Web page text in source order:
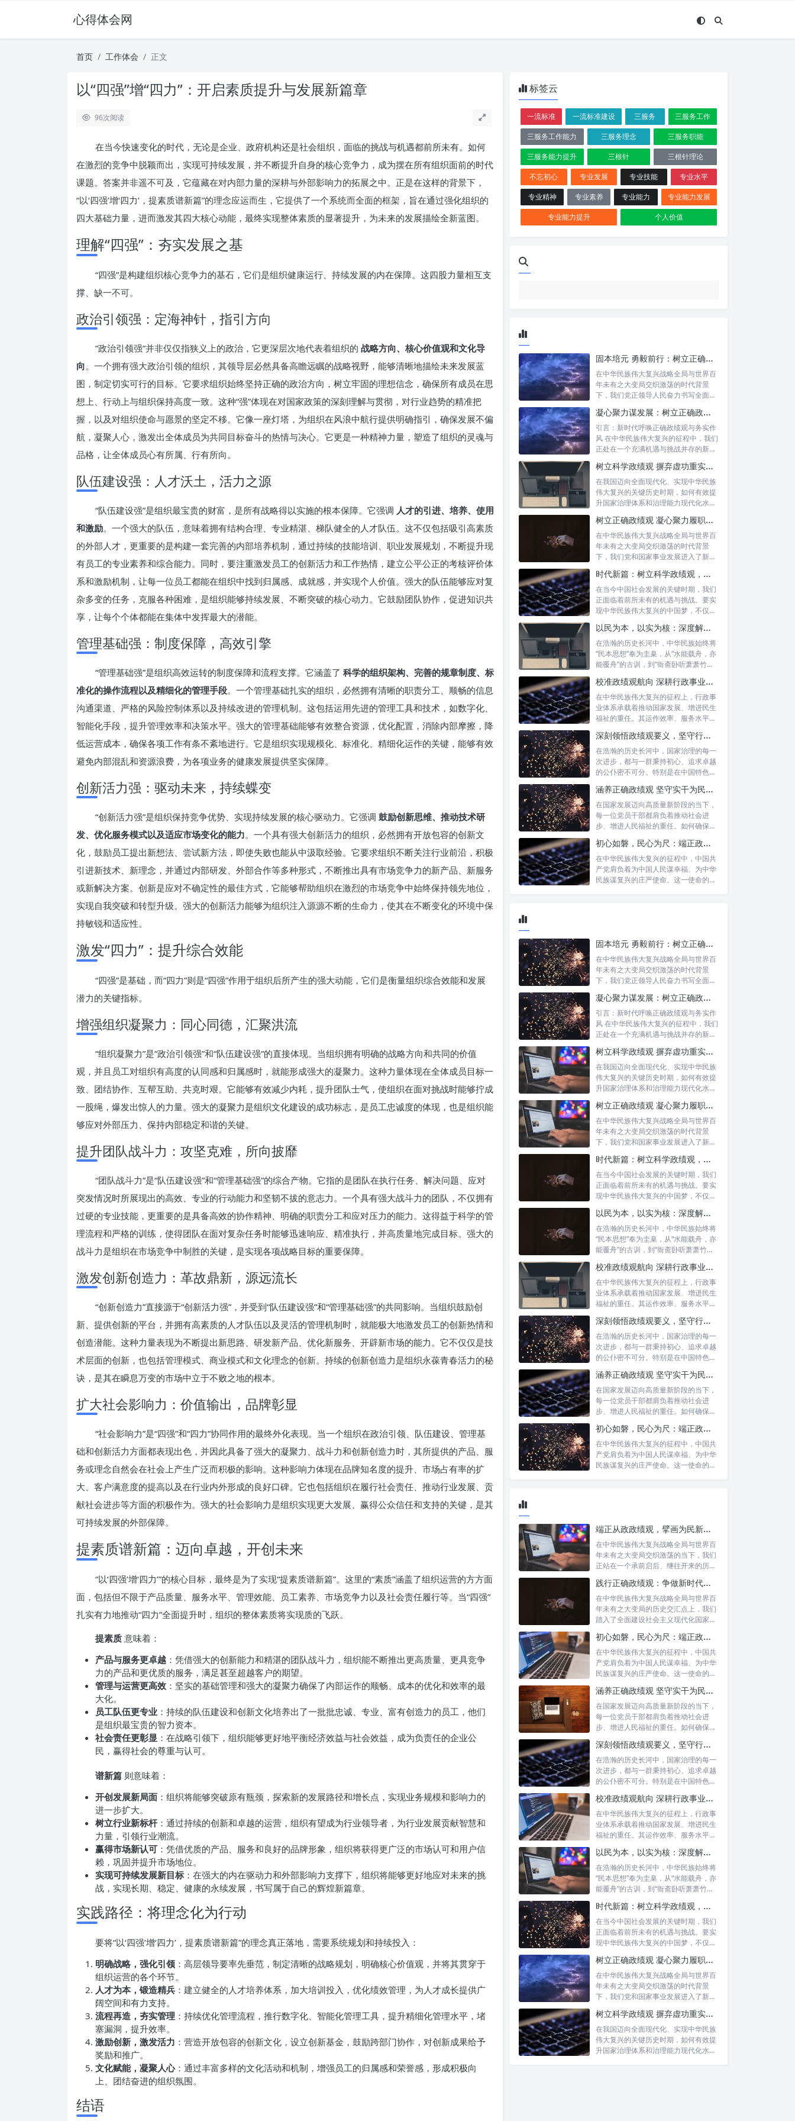
心得体会网
首页 工作体会 正文
以“四强”增“四力”：开启素质提升与发展新篇章
96次阅读
在当今快速变化的时代，无论是企业、政府机构还是社会组织，面临的挑战与机遇都前所未有。如何
在激烈的竞争中脱颖而出，实现可持续发展，并不断提升自身的核心竞争力，成为摆在所有组织面前的时代
课题。答案并非遥不可及，它蕴藏在对内部力量的深耕与外部影响力的拓展之中。正是在这样的背景下，
“以‘四强’增‘四力’，提素质谱新篇”的理念应运而生，它提供了一个系统而全面的框架，旨在通过强化组织的
四大基础力量，进而激发其四大核心动能，最终实现整体素质的显著提升，为未来的发展描绘全新蓝图。
理解“四强”：夯实发展之基
“四强”是构建组织核心竞争力的基石，它们是组织健康运行、持续发展的内在保障。这四股力量相互支
撑、缺一不可。
政治引领强：定海神针，指引方向
“政治引领强”并非仅仅指狭义上的政治，它更深层次地代表着组织的 战略方向、核心价值观和文化导
向。一个拥有强大政治引领的组织，其领导层必然具备高瞻远瞩的战略视野，能够清晰地描绘未来发展蓝
图，制定切实可行的目标。它要求组织始终坚持正确的政治方向，树立牢固的理想信念，确保所有成员在思
想上、行动上与组织保持高度一致。这种“强”体现在对国家政策的深刻理解与贯彻，对行业趋势的精准把
握，以及对组织使命与愿景的坚定不移。它像一座灯塔，为组织在风浪中航行提供明确指引，确保发展不偏
航，凝聚人心，激发出全体成员为共同目标奋斗的热情与决心。它更是一种精神力量，塑造了组织的灵魂与
品格，让全体成员心有所属、行有所向。
队伍建设强：人才沃土，活力之源
“队伍建设强”是组织最宝贵的财富，是所有战略得以实施的根本保障。它强调 人才的引进、培养、使用
和激励。一个强大的队伍，意味着拥有结构合理、专业精湛、梯队健全的人才队伍。这不仅包括吸引高素质
的外部人才，更重要的是构建一套完善的内部培养机制，通过持续的技能培训、职业发展规划，不断提升现
有员工的专业素养和综合能力。同时，要注重激发员工的创新活力和工作热情，建立公平公正的考核评价体
系和激励机制，让每一位员工都能在组织中找到归属感、成就感，并实现个人价值。强大的队伍能够应对复
杂多变的任务，克服各种困难，是组织能够持续发展、不断突破的核心动力。它鼓励团队协作，促进知识共
享，让每个个体都能在集体中发挥最大的潜能。
管理基础强：制度保障，高效引擎
“管理基础强”是组织高效运转的制度保障和流程支撑。它涵盖了 科学的组织架构、完善的规章制度、标
准化的操作流程以及精细化的管理手段。一个管理基础扎实的组织，必然拥有清晰的职责分工、顺畅的信息
沟通渠道、严格的风险控制体系以及持续改进的管理机制。这包括运用先进的管理工具和技术，如数字化、
智能化手段，提升管理效率和决策水平。强大的管理基础能够有效整合资源，优化配置，消除内部摩擦，降
低运营成本，确保各项工作有条不紊地进行。它是组织实现规模化、标准化、精细化运作的关键，能够有效
避免内部混乱和资源浪费，为各项业务的健康发展提供坚实保障。
创新活力强：驱动未来，持续蝶变
“创新活力强”是组织保持竞争优势、实现持续发展的核心驱动力。它强调 鼓励创新思维、推动技术研
发、优化服务模式以及适应市场变化的能力。一个具有强大创新活力的组织，必然拥有开放包容的创新文
化，鼓励员工提出新想法、尝试新方法，即使失败也能从中汲取经验。它要求组织不断关注行业前沿，积极
引进新技术、新理念，并通过内部研发、外部合作等多种形式，不断推出具有市场竞争力的新产品、新服务
或新解决方案。创新是应对不确定性的最佳方式，它能够帮助组织在激烈的市场竞争中始终保持领先地位，
实现自我突破和转型升级。强大的创新活力能够为组织注入源源不断的生命力，使其在不断变化的环境中保
持敏锐和适应性。
激发“四力”：提升综合效能
“四强”是基础，而“四力”则是“四强”作用于组织后所产生的强大动能，它们是衡量组织综合效能和发展
潜力的关键指标。
增强组织凝聚力：同心同德，汇聚洪流
“组织凝聚力”是“政治引领强”和“队伍建设强”的直接体现。当组织拥有明确的战略方向和共同的价值
观，并且员工对组织有高度的认同感和归属感时，就能形成强大的凝聚力。这种力量体现在全体成员目标一
致、团结协作、互帮互助、共克时艰。它能够有效减少内耗，提升团队士气，使组织在面对挑战时能够拧成
一股绳，爆发出惊人的力量。强大的凝聚力是组织文化建设的成功标志，是员工忠诚度的体现，也是组织能
够应对外部压力、保持内部稳定和谐的关键。
提升团队战斗力：攻坚克难，所向披靡
“团队战斗力”是“队伍建设强”和“管理基础强”的综合产物。它指的是团队在执行任务、解决问题、应对
突发情况时所展现出的高效、专业的行动能力和坚韧不拔的意志力。一个具有强大战斗力的团队，不仅拥有
过硬的专业技能，更重要的是具备高效的协作精神、明确的职责分工和应对压力的能力。这得益于科学的管
理流程和严格的训练，使得团队在面对复杂任务时能够迅速响应、精准执行，并高质量地完成目标。强大的
战斗力是组织在市场竞争中制胜的关键，是实现各项战略目标的重要保障。
激发创新创造力：革故鼎新，源远流长
“创新创造力”直接源于“创新活力强”，并受到“队伍建设强”和“管理基础强”的共同影响。当组织鼓励创
新、提供创新的平台，并拥有高素质的人才队伍以及灵活的管理机制时，就能极大地激发员工的创新热情和
创造潜能。这种力量表现为不断提出新思路、研发新产品、优化新服务、开辟新市场的能力。它不仅仅是技
术层面的创新，也包括管理模式、商业模式和文化理念的创新。持续的创新创造力是组织永葆青春活力的秘
诀，是其在瞬息万变的市场中立于不败之地的根本。
扩大社会影响力：价值输出，品牌彰显
“社会影响力”是“四强”和“四力”协同作用的最终外化表现。当一个组织在政治引领、队伍建设、管理基
础和创新活力方面都表现出色，并因此具备了强大的凝聚力、战斗力和创新创造力时，其所提供的产品、服
务或理念自然会在社会上产生广泛而积极的影响。这种影响力体现在品牌知名度的提升、市场占有率的扩
大、客户满意度的提高以及在行业内外形成的良好口碑。它也包括组织在履行社会责任、推动行业发展、贡
献社会进步等方面的积极作为。强大的社会影响力是组织实现更大发展、赢得公众信任和支持的关键，是其
可持续发展的外部保障。
提素质谱新篇：迈向卓越，开创未来
“以‘四强’增‘四力’”的核心目标，最终是为了实现“提素质谱新篇”。这里的“素质”涵盖了组织运营的方方面
面，包括但不限于产品质量、服务水平、管理效能、员工素养、市场竞争力以及社会责任履行等。当“四强”
扎实有力地推动“四力”全面提升时，组织的整体素质将实现质的飞跃。
提素质 意味着：
产品与服务更卓越 ：凭借强大的创新能力和精湛的团队战斗力，组织能不断推出更高质量、更具竞争
力的产品和更优质的服务，满足甚至超越客户的期望。
管理与运营更高效 ：坚实的基础管理和强大的凝聚力确保了内部运作的顺畅、成本的优化和效率的最
大化。
员工队伍更专业 ：持续的队伍建设和创新文化培养出了一批批忠诚、专业、富有创造力的员工，他们
是组织最宝贵的智力资本。
社会责任更彰显 ：在战略引领下，组织能够更好地平衡经济效益与社会效益，成为负责任的企业公
民，赢得社会的尊重与认可。
谱新篇 则意味着：
开创发展新局面 ：组织将能够突破原有瓶颈，探索新的发展路径和增长点，实现业务规模和影响力的
进一步扩大。
树立行业新标杆：通过持续的创新和卓越的运营，组织有望成为行业领导者，为行业发展贡献智慧和
力量，引领行业潮流。
赢得市场新认可 ：凭借优质的产品、服务和良好的品牌形象，组织将获得更广泛的市场认可和用户信
赖，巩固并提升市场地位。
实现可持续发展新目标 ：在强大的内在驱动力和外部影响力支撑下，组织将能够更好地应对未来的挑
战，实现长期、稳定、健康的永续发展，书写属于自己的辉煌新篇章。
实践路径：将理念化为行动
要将“以‘四强’增‘四力’，提素质谱新篇”的理念真正落地，需要系统规划和持续投入：
明确战略，强化引领 ：高层领导要率先垂范，制定清晰的战略规划，明确核心价值观，并将其贯穿于
组织运营的各个环节。
人才为本，锻造精兵 ：建立健全的人才培养体系，加大培训投入，优化绩效管理，为人才成长提供广
阔空间和有力支持。
流程再造，夯实管理 ：持续优化管理流程，推行数字化、智能化管理工具，提升精细化管理水平，堵
塞漏洞，提升效率。
激励创新，激发活力 ：营造开放包容的创新文化，设立创新基金，鼓励跨部门协作，对创新成果给予
奖励和推广。
文化赋能，凝聚人心：通过丰富多样的文化活动和机制，增强员工的归属感和荣誉感，形成积极向
上、团结奋进的组织氛围。
结语
标签云
一流标准 一流标准建设 三服务
三服务工作
三服务工作能力
三服务理念
三服务职能
三服务能力提升
三根针
三根针理论
不忘初心
专业发展 专业技能
专业水平
专业精神
专业素养 专业能力
专业能力发展
专业能力提升
个人价值
固本培元 勇毅前行：树立正确政绩观，坚守初心勇担当的时代命题与实践方略
在中华民族伟大复兴战略全局与世界百
年未有之大变局交织激荡的时代背景
下，我们党正领导人民奋力书写全面建
凝心聚力谋发展：树立正确政绩理念，锤炼务实工作作风
引言：新时代呼唤正确政绩观与务实作
风 在中华民族伟大复兴的征程中，我们
正处在一个充满机遇与挑战并存的新时
树立科学政绩观 摒弃虚功重实绩：迈向高质量发展的必由之路
在我国迈向全面现代化、实现中华民族
伟大复兴的关键历史时期，如何有效提
升国家治理体系和治理能力现代化水
树立正确政绩观 凝心聚力履职尽责：新时代干事创业的根本遵循
在中华民族伟大复兴战略全局与世界百
年未有之大变局交织激荡的时代背景
下，我们党和国家事业发展进入了新的
时代新篇：树立科学政绩观，摒弃虚功重实绩，迈向高质量发展
在当今中国社会发展的关键时期，我们
正面临着前所未有的机遇与挑战。要实
现中华民族伟大复兴的中国梦，不仅需
以民为本，以实为核：深度解析坚守为民初心与正确政绩观念的融合路径
在浩瀚的历史长河中，中华民族始终将
“民本思想”奉为圭臬，从“水能载舟，亦
能覆舟”的古训，到“衙斋卧听萧萧竹，
校准政绩观航向 深耕行政事业本职：新时代高质量发展的核心密码
在中华民族伟大复兴的征程上，行政事
业体系承载着推动国家发展、增进民生
福祉的重任。其运作效率、服务水平乃
深刻领悟政绩观要义，坚守行政事业初心：新时代公仆的使命与担当
在浩瀚的历史长河中，国家治理的每一
次进步，都与一群秉持初心、追求卓越
的公仆密不可分。特别是在中国特色社
涵养正确政绩观 坚守实干为民情怀：新时代干部成长的双重基石
在国家发展迈向高质量新阶段的当下，
每一位党员干部都肩负着推动社会进
步、增进人民福祉的重任。如何确保我
初心如磐，民心为尺：端正政绩价值取向，砥砺为民服务初心的新时代答卷
在中华民族伟大复兴的征程中，中国共
产党肩负着为中国人民谋幸福、为中华
民族谋复兴的庄严使命。这一使命的实
固本培元 勇毅前行：树立正确政绩观，坚守初心勇担当的时代命题与实践方略
在中华民族伟大复兴战略全局与世界百
年未有之大变局交织激荡的时代背景
下，我们党正领导人民奋力书写全面建
凝心聚力谋发展：树立正确政绩理念，锤炼务实工作作风
引言：新时代呼唤正确政绩观与务实作
风 在中华民族伟大复兴的征程中，我们
正处在一个充满机遇与挑战并存的新时
树立科学政绩观 摒弃虚功重实绩：迈向高质量发展的必由之路
在我国迈向全面现代化、实现中华民族
伟大复兴的关键历史时期，如何有效提
升国家治理体系和治理能力现代化水
树立正确政绩观 凝心聚力履职尽责：新时代干事创业的根本遵循
在中华民族伟大复兴战略全局与世界百
年未有之大变局交织激荡的时代背景
下，我们党和国家事业发展进入了新的
时代新篇：树立科学政绩观，摒弃虚功重实绩，迈向高质量发展
在当今中国社会发展的关键时期，我们
正面临着前所未有的机遇与挑战。要实
现中华民族伟大复兴的中国梦，不仅需
以民为本，以实为核：深度解析坚守为民初心与正确政绩观念的融合路径
在浩瀚的历史长河中，中华民族始终将
“民本思想”奉为圭臬，从“水能载舟，亦
能覆舟”的古训，到“衙斋卧听萧萧竹，
校准政绩观航向 深耕行政事业本职：新时代高质量发展的核心密码
在中华民族伟大复兴的征程上，行政事
业体系承载着推动国家发展、增进民生
福祉的重任。其运作效率、服务水平乃
深刻领悟政绩观要义，坚守行政事业初心：新时代公仆的使命与担当
在浩瀚的历史长河中，国家治理的每一
次进步，都与一群秉持初心、追求卓越
的公仆密不可分。特别是在中国特色社
涵养正确政绩观 坚守实干为民情怀：新时代干部成长的双重基石
在国家发展迈向高质量新阶段的当下，
每一位党员干部都肩负着推动社会进
步、增进人民福祉的重任。如何确保我
初心如磐，民心为尺：端正政绩价值取向，砥砺为民服务初心的新时代答卷
在中华民族伟大复兴的征程中，中国共
产党肩负着为中国人民谋幸福、为中华
民族谋复兴的庄严使命。这一使命的实
端正从政政绩观，擘画为民新篇章：勇担时代新使命的责任与自觉
在中华民族伟大复兴战略全局与世界百
年未有之大变局交织激荡的当下，我们
正站在一个承前启后、继往开来的历史
践行正确政绩观：争做新时代人民信赖的合格公职人员
在中华民族伟大复兴战略全局与世界百
年未有之大变局的历史交汇点上，我们
踏入了全面建设社会主义现代化国家的
初心如磐，民心为尺：端正政绩价值取向，砥砺为民服务初心的新时代答卷
在中华民族伟大复兴的征程中，中国共
产党肩负着为中国人民谋幸福、为中华
民族谋复兴的庄严使命。这一使命的实
涵养正确政绩观 坚守实干为民情怀：新时代干部成长的双重基石
在国家发展迈向高质量新阶段的当下，
每一位党员干部都肩负着推动社会进
步、增进人民福祉的重任。如何确保我
深刻领悟政绩观要义，坚守行政事业初心：新时代公仆的使命与担当
在浩瀚的历史长河中，国家治理的每一
次进步，都与一群秉持初心、追求卓越
的公仆密不可分。特别是在中国特色社
校准政绩观航向 深耕行政事业本职：新时代高质量发展的核心密码
在中华民族伟大复兴的征程上，行政事
业体系承载着推动国家发展、增进民生
福祉的重任。其运作效率、服务水平乃
以民为本，以实为核：深度解析坚守为民初心与正确政绩观念的融合路径
在浩瀚的历史长河中，中华民族始终将
“民本思想”奉为圭臬，从“水能载舟，亦
能覆舟”的古训，到“衙斋卧听萧萧竹，
时代新篇：树立科学政绩观，摒弃虚功重实绩，迈向高质量发展
在当今中国社会发展的关键时期，我们
正面临着前所未有的机遇与挑战。要实
现中华民族伟大复兴的中国梦，不仅需
树立正确政绩观 凝心聚力履职尽责：新时代干事创业的根本遵循
在中华民族伟大复兴战略全局与世界百
年未有之大变局交织激荡的时代背景
下，我们党和国家事业发展进入了新的
树立科学政绩观 摒弃虚功重实绩：迈向高质量发展的必由之路
在我国迈向全面现代化、实现中华民族
伟大复兴的关键历史时期，如何有效提
升国家治理体系和治理能力现代化水